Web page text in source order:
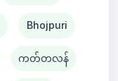
Bhojpuri
ကတ်တလန်